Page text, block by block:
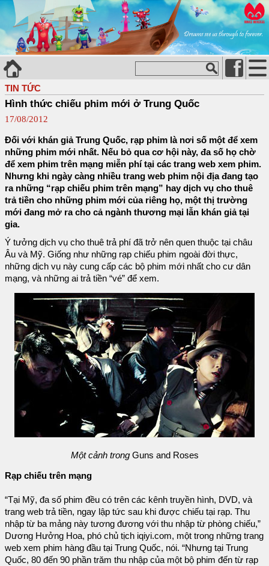
TIN TỨC
Hình thức chiếu phim mới ở Trung Quốc
17/08/2012
Đối với khán giả Trung Quốc, rạp phim là nơi số một để xem
những phim mới nhất. Nếu bỏ qua cơ hội này, đa số họ chờ
để xem phim trên mạng miễn phí tại các trang web xem phim.
Nhưng khi ngày càng nhiều trang web phim nội địa đang tạo
ra những “rạp chiếu phim trên mạng” hay dịch vụ cho thuê
trả tiền cho những phim mới của riêng họ, một thị trường
mới đang mở ra cho cả ngành thương mại lẫn khán giả tại
gia.
Ý tưởng dịch vụ cho thuê trả phí đã trở nên quen thuộc tại châu
Âu và Mỹ. Giống như những rạp chiếu phim ngoài đời thực,
những dịch vụ này cung cấp các bộ phim mới nhất cho cư dân
mạng, và những ai trả tiền “vé” để xem.
Một cảnh trong Guns and Roses
Rạp chiếu trên mạng
“Tại Mỹ, đa số phim đều có trên các kênh truyền hình, DVD, và
trang web trả tiền, ngay lập tức sau khi được chiếu tại rạp. Thu
nhập từ ba mảng này tương đương với thu nhập từ phòng chiếu,”
Dương Hưởng Hoa, phó chủ tịch iqiyi.com, một trong những trang
web xem phim hàng đầu tại Trung Quốc, nói. “Nhưng tại Trung
Quốc, 80 đến 90 phần trăm thu nhập của một bộ phim đến từ rạp